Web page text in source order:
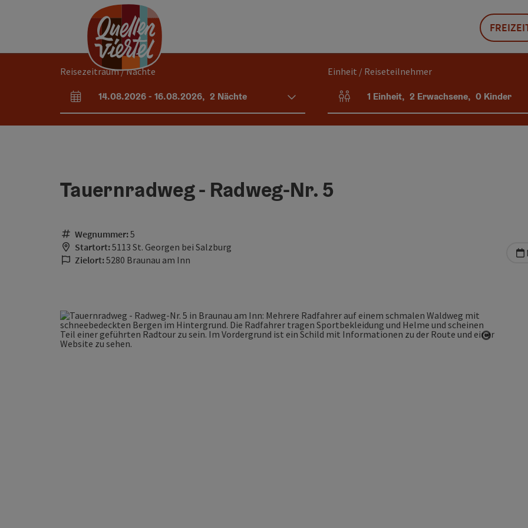
Accesskey
Accesskey
[1]
Zum SeitenanfangAccesskey
[2]
Reisezeitraum / Nächte
An- und Abreisefelder
14.08.2026- 16.08.2026, 2 Nächte
Einheit / Reiseteilnehmer
Einheitenanzahl und Personenfelder
1 Einheit, 2 Erwachsene, 0 Kinder
Tauernradweg - Radweg-Nr. 5
Wegnummer:5
Startort:5113 St. Georgen bei Salzburg
Zielort:5280 Braunau am Inn